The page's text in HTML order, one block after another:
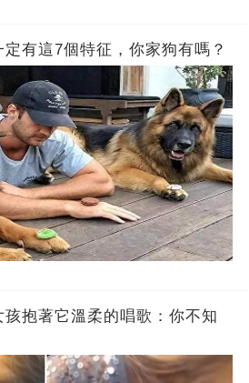
有這7個特征，你家狗有嗎？
抱著它溫柔的唱歌：你不知